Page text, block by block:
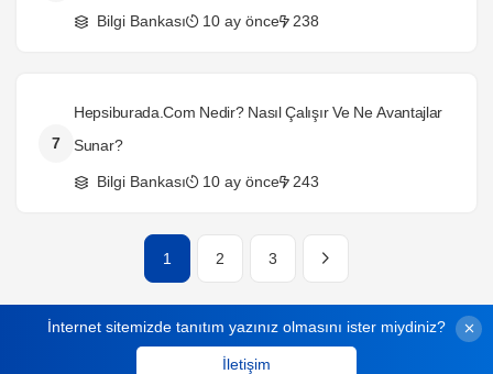
Bilgi Bankası 10 ay önce 238
7
Hepsiburada.com Nedir? Nasıl Çalışır Ve Ne Avantajlar
Sunar?
Bilgi Bankası 10 ay önce 243
1 2 3
İnternet sitemizde tanıtım yazınız olmasını ister miydiniz?
İletişim